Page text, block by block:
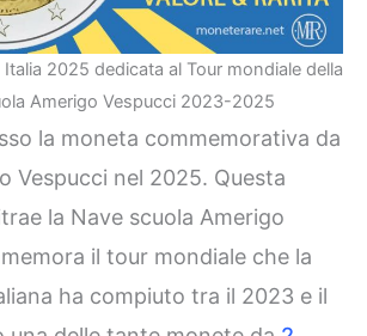
2025 dedicata al Tour mondiale della
Amerigo Vespucci 2023-2025
la moneta commemorativa da
Vespucci nel 2025. Questa
la Nave scuola Amerigo
il tour mondiale che la
ha compiuto tra il 2023 e il